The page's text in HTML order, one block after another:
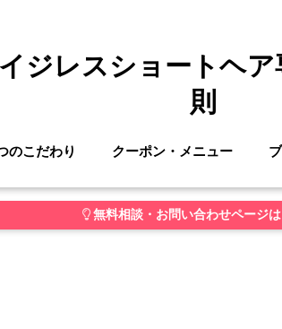
ジレスショートヘア
則
のこだわり クーポン・メニュー
無料相談・お問い合わせページ